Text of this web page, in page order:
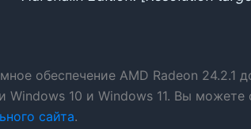
обеспечение AMD Radeon 24.2.1
Windows 10 и Windows 11. Вы можете
сайта.